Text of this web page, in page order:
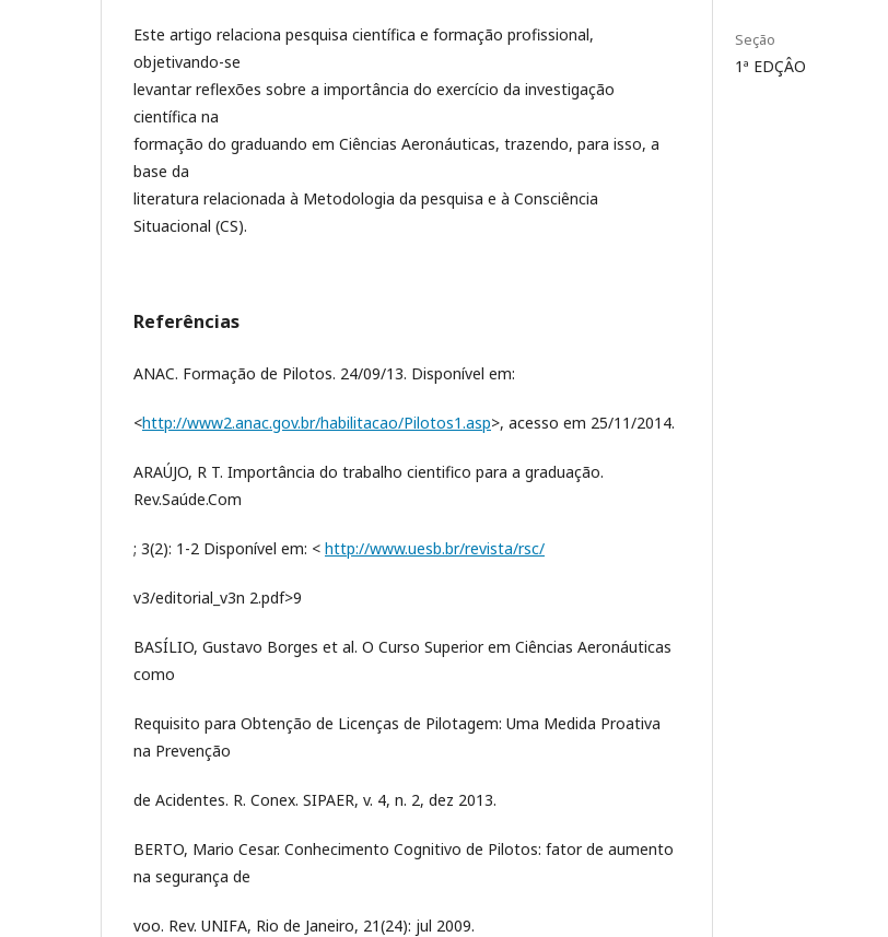
Este artigo relaciona pesquisa científica e formação profissional,
objetivando-se
levantar reflexões sobre a importância do exercício da investigação
científica na
formação do graduando em Ciências Aeronáuticas, trazendo, para isso, a
base da
literatura relacionada à Metodologia da pesquisa e à Consciência
Situacional (CS).
Referências
ANAC. Formação de Pilotos. 24/09/13. Disponível em:
<http://www2.anac.gov.br/habilitacao/Pilotos1.asp>, acesso em 25/11/2014.
ARAÚJO, R T. Importância do trabalho cientifico para a graduação.
Rev.Saúde.Com
; 3(2): 1-2 Disponível em: < http://www.uesb.br/revista/rsc/
v3/editorial_v3n 2.pdf>9
BASÍLIO, Gustavo Borges et al. O Curso Superior em Ciências Aeronáuticas
como
Requisito para Obtenção de Licenças de Pilotagem: Uma Medida Proativa
na Prevenção
de Acidentes. R. Conex. SIPAER, v. 4, n. 2, dez 2013.
BERTO, Mario Cesar. Conhecimento Cognitivo de Pilotos: fator de aumento
na segurança de
voo. Rev. UNIFA, Rio de Janeiro, 21(24): jul 2009.
Seção
1ª EDÇÂO